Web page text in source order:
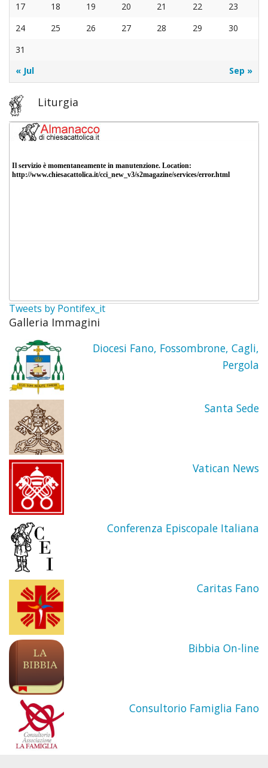
17
18 19 20 21 22
23
24
25 26 27 28 29
30
31
« Jul
Sep »
Liturgia
Tweets by Pontifex_it
Galleria Immagini
Diocesi Fano, Fossombrone, Cagli,
Pergola
Santa Sede
Vatican News
Conferenza Episcopale Italiana
Caritas Fano
Bibbia On-line
Consultorio Famiglia Fano